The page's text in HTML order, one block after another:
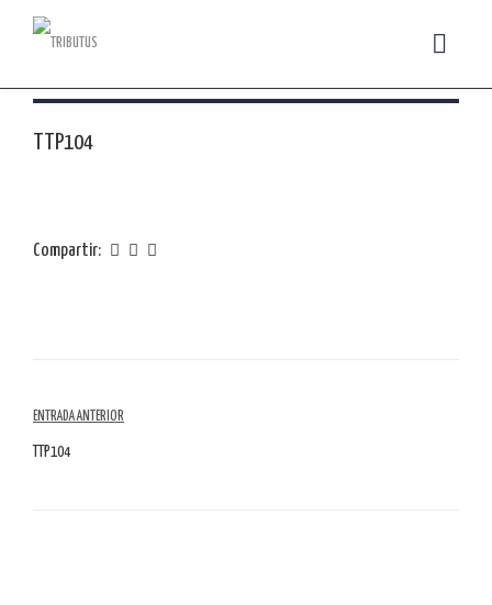
TTP104
Compartir:
Navegación
por
ENTRADA ANTERIOR
TTP104